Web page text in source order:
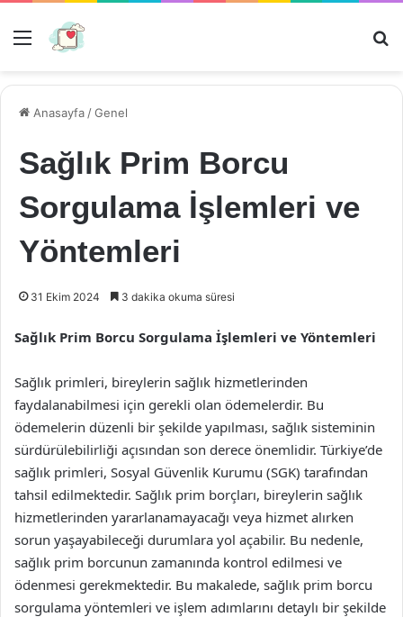
Menü
Anasayfa /Genel
Sağlık Prim Borcu
Sorgulama İşlemleri ve
Yöntemleri
31 Ekim 2024 3 dakika okuma süresi
Sağlık Prim Borcu Sorgulama İşlemleri ve Yöntemleri
Sağlık primleri, bireylerin sağlık hizmetlerinden
faydalanabilmesi için gerekli olan ödemelerdir. Bu
ödemelerin düzenli bir şekilde yapılması, sağlık sisteminin
sürdürülebilirliği açısından son derece önemlidir. Türkiye’de
sağlık primleri, Sosyal Güvenlik Kurumu (SGK) tarafından
tahsil edilmektedir. Sağlık prim borçları, bireylerin sağlık
hizmetlerinden yararlanamayacağı veya hizmet alırken
sorun yaşayabileceği durumlara yol açabilir. Bu nedenle,
sağlık prim borcunun zamanında kontrol edilmesi ve
ödenmesi gerekmektedir. Bu makalede, sağlık prim borcu
sorgulama yöntemleri ve işlem adımlarını detaylı bir şekilde